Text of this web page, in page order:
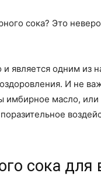
сока? Это
является одним из
И не
масло,
сока для